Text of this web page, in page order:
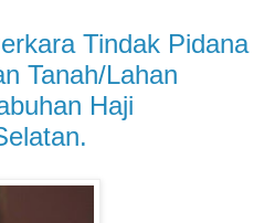
Tindak Pidana
Tanah/Lahan
Haji